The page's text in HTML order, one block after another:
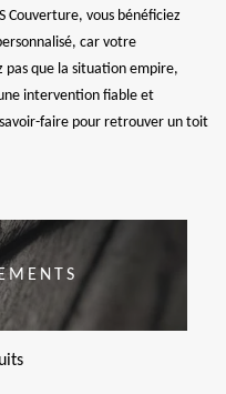
Couverture, vous bénéficiez
car votre
que la situation empire,
intervention fiable et
faire pour retrouver un toit